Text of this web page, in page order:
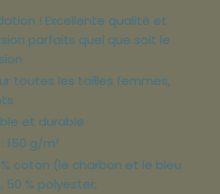
! Excellente qualité et
parfaits quel que soit le
toutes les tailles femmes,
et durable
150 g/m²
coton (le charbon et le bleu
50 % polyester;